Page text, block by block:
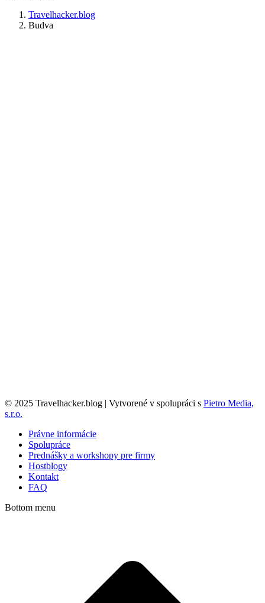
Travelhacker.blog
Budva
© 2025 Travelhacker.blog | Vytvorené v spolupráci s Pietro Media,
s.r.o.
Právne informácie
Spolupráce
Prednášky a workshopy pre firmy
Hostblogy
Kontakt
FAQ
Bottom menu